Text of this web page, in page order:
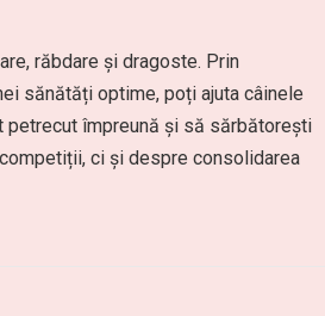
răbdare și dragoste. Prin
sănătăți optime, poți ajuta câinele
petrecut împreună și să sărbătorești
ci și despre consolidarea